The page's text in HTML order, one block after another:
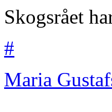
Skogsrået
#
Maria